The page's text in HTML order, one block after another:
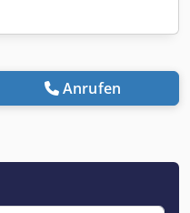
Anrufen